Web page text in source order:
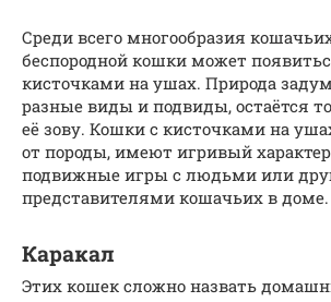
Среди всего многообразия
беспородной кошки может
кисточками на ушах. Природа
разные виды и подвиды, остаётся
её зову. Кошки с кисточками на
от породы, имеют игривый
подвижные игры с людьми или
представителями кошачьих в доме.
Каракал
Этих кошек сложно назвать